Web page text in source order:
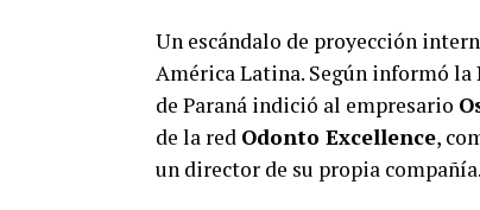
Un escándalo de proyección
América Latina. Según informó la
de Paraná indició al empresario
de la red Odonto Excellence,
un director de su propia compañía.